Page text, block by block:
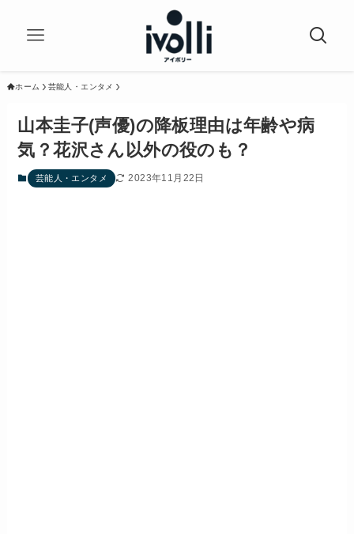
ホーム 芸能人・エンタメ
山本圭子(声優)の降板理由は年齢や病
気？花沢さん以外の役のも？
芸能人・エンタメ 2023年11月22日